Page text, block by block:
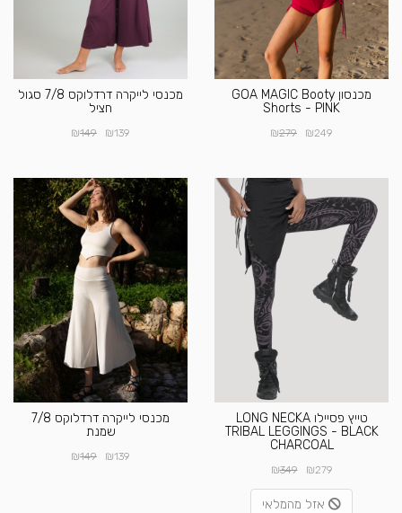
מכנסון GOA MAGIC Booty
Shorts - PINK
₪249
₪279
מכנסי לייקרה דרדלוקס 7/8 סגול
חציל
₪139
₪149
טייץ פסיילו LONG NECKA
TRIBAL LEGGINGS - BLACK
CHARCOAL
₪279
₪349
אזל מהמלאי
מכנסי לייקרה דרדלוקס 7/8
שמנת
₪139
₪149